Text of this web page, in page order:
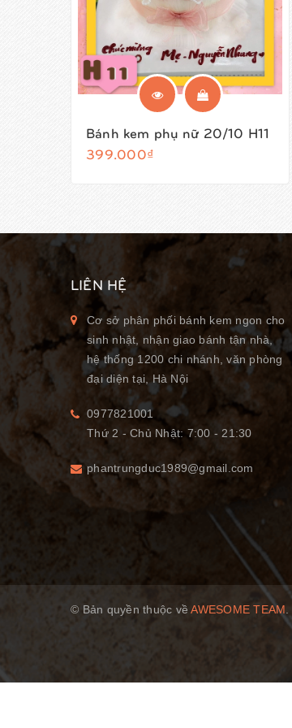
Bánh kem phụ nữ 20/10 H11
399.000₫
LIÊN HỆ
Cơ sở phân phối bánh kem ngon cho
sinh nhật, nhận giao bánh tận nhà,
hệ thống 1200 chi nhánh, văn phòng
đại diện tại, Hà Nội
0977821001
Thứ 2 - Chủ Nhật: 7:00 - 21:30
phantrungduc1989@gmail.com
© Bản quyền thuộc vềAWESOME TEAM